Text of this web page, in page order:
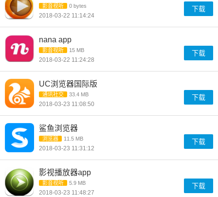
影音视听 0 bytes
2018-03-22 11:14:24
下载
nana app
影音视听 15 MB
2018-03-22 11:24:28
下载
UC浏览器国际版
通讯社交 33.4 MB
2018-03-23 11:08:50
下载
鲨鱼浏览器
浏览器 11.5 MB
2018-03-23 11:31:12
下载
影视播放器app
影音视听 5.9 MB
2018-03-23 11:48:27
下载